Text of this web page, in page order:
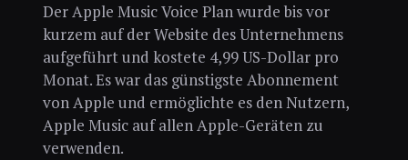
Der Apple Music Voice Plan wurde bis vor
kurzem auf der Website des Unternehmens
aufgeführt und kostete 4,99 US-Dollar pro
Monat. Es war das günstigste Abonnement
von Apple und ermöglichte es den Nutzern,
Apple Music auf allen Apple-Geräten zu
verwenden.